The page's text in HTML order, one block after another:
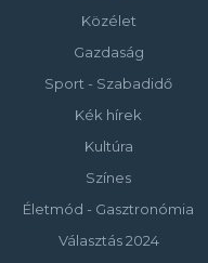
Közélet
Gazdaság
Sport - Szabadidő
Kék hírek
Kultúra
Színes
Életmód - Gasztronómia
Választás 2024